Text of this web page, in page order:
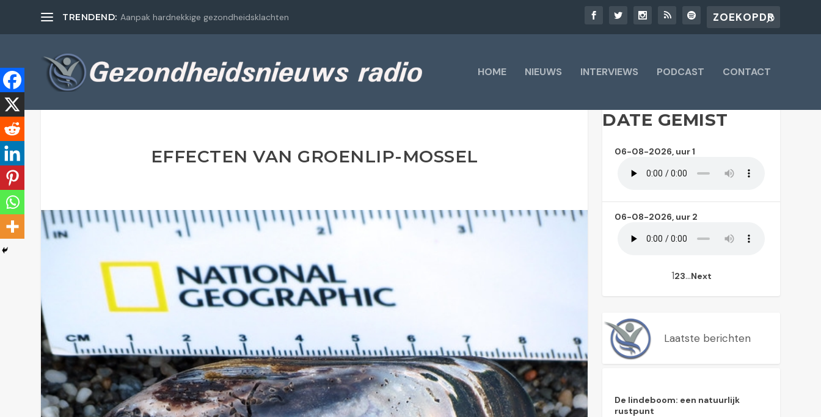
TRENDEND: Aanpak hardnekkige gezondheidsklachten
HOME NIEUWS INTERVIEWS PODCAST CONTACT
EFFECTEN VAN GROENLIP-MOSSEL
DATE GEMIST
06-08-2026, uur 1
06-08-2026, uur 2
123…Next
Laatste berichten
De lindeboom: een natuurlijk
rustpunt